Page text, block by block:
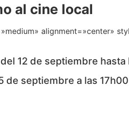
al cine local
alignment=»center»
12 de septiembre
de septiembre a las 17h00